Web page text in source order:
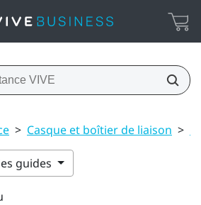
> Casque et boîtier de liaison >
guides